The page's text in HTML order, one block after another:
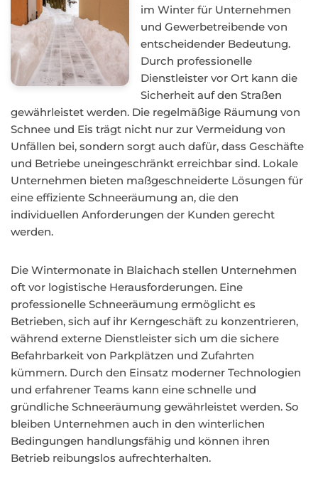
im Winter für Unternehmen
und Gewerbetreibende von
entscheidender Bedeutung.
Durch professionelle
Dienstleister vor Ort kann die
Sicherheit auf den Straßen
gewährleistet werden. Die regelmäßige Räumung von
Schnee und Eis trägt nicht nur zur Vermeidung von
Unfällen bei, sondern sorgt auch dafür, dass Geschäfte
und Betriebe uneingeschränkt erreichbar sind. Lokale
Unternehmen bieten maßgeschneiderte Lösungen für
eine effiziente Schneeräumung an, die den
individuellen Anforderungen der Kunden gerecht
werden.
Die Wintermonate in Blaichach stellen Unternehmen
oft vor logistische Herausforderungen. Eine
professionelle Schneeräumung ermöglicht es
Betrieben, sich auf ihr Kerngeschäft zu konzentrieren,
während externe Dienstleister sich um die sichere
Befahrbarkeit von Parkplätzen und Zufahrten
kümmern. Durch den Einsatz moderner Technologien
und erfahrener Teams kann eine schnelle und
gründliche Schneeräumung gewährleistet werden. So
bleiben Unternehmen auch in den winterlichen
Bedingungen handlungsfähig und können ihren
Betrieb reibungslos aufrechterhalten.